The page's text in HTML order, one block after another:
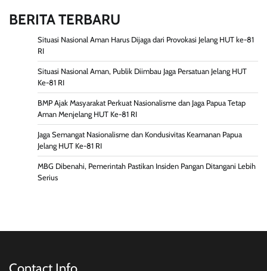
BERITA TERBARU
Situasi Nasional Aman Harus Dijaga dari Provokasi Jelang HUT ke-81
RI
Situasi Nasional Aman, Publik Diimbau Jaga Persatuan Jelang HUT
Ke-81 RI
BMP Ajak Masyarakat Perkuat Nasionalisme dan Jaga Papua Tetap
Aman Menjelang HUT Ke-81 RI
Jaga Semangat Nasionalisme dan Kondusivitas Keamanan Papua
Jelang HUT Ke-81 RI
MBG Dibenahi, Pemerintah Pastikan Insiden Pangan Ditangani Lebih
Serius